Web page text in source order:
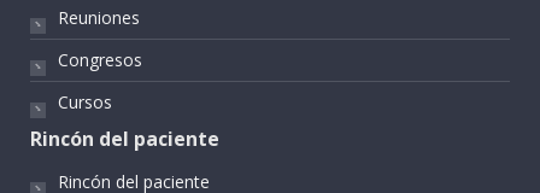
Reuniones
Congresos
Cursos
Rincón del paciente
Rincón del paciente